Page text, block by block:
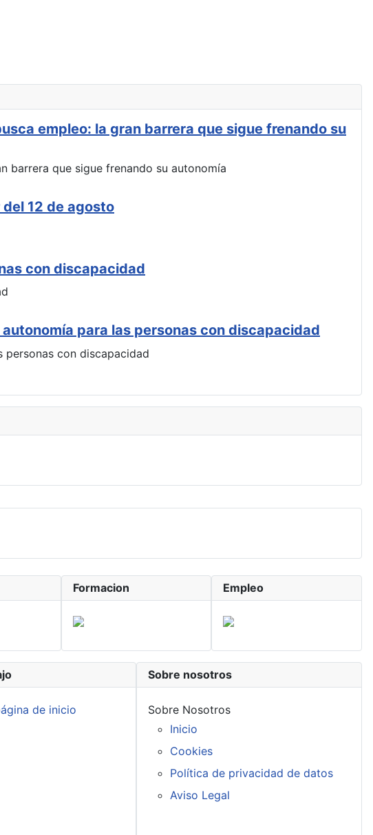
empleo: la gran barrera que sigue frenando su
12 de agosto
con discapacidad
para las personas con discapacidad
Formacion Empleo
de inicio
Sobre nosotros
Sobre Nosotros
Inicio
Cookies
Política de privacidad de datos
Aviso Legal